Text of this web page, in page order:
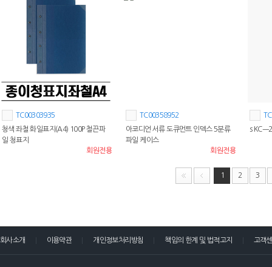
TC00303935
청색 좌철 화일표지(A4) 100P 철끈파
일 청표지
회원전용
TC00358952
아코디언 서류 도큐먼트 인덱스 5분류
파일 케이스
회원전용
s KCㅡ
1 2 3
회사소개 이용약관 개인정보처리방침 책임의 한계 및 법적고지 고객